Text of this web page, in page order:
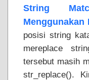
String
Menggunakan
posisi string
mereplace
tersebut masih
str_replace().